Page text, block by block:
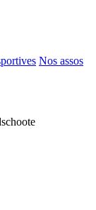
Nos assos